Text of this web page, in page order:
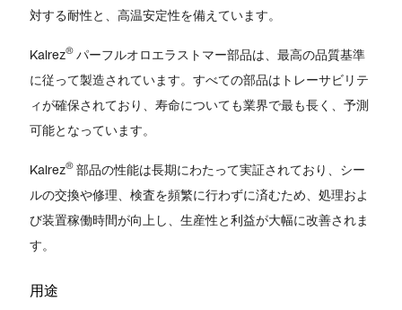
対する耐性と、高温安定性を備えています。
Kalrez® パーフルオロエラストマー部品は、最高の品質基準
に従って製造されています。すべての部品はトレーサビリテ
ィが確保されており、寿命についても業界で最も長く、予測
可能となっています。
Kalrez® 部品の性能は長期にわたって実証されており、シー
ルの交換や修理、検査を頻繁に行わずに済むため、処理およ
び装置稼働時間が向上し、生産性と利益が大幅に改善されま
す。
用途